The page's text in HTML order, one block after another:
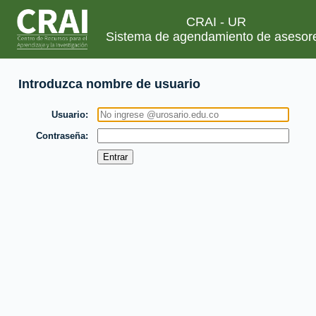
CRAI - UR
Sistema de agendamiento de
Introduzca nombre de usuario
Usuario
Contraseña